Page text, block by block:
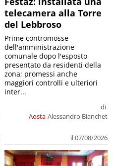
telecamera alla Torre
del Lebbroso
Aosta
di
Alessandro Bianchet
il 07/08/2026
Prime contromosse
dell'amministrazione
comunale dopo l'esposto
presentato da residenti della
zona; promessi anche
maggiori controlli e ulteriori
inter...